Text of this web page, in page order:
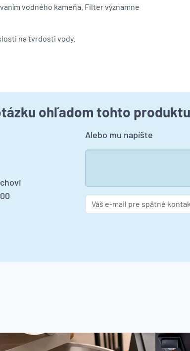
vodného kameňa. Filter významne
na tvrdosti vody.
ohľadom tohto
Alebo mu napíšte